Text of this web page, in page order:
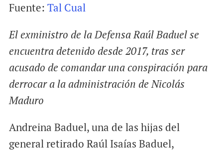
a
l
c
b
o
k
a
s
p
Fuente: Tal Cual
El exministro de la Defensa Raúl Baduel se
encuentra detenido desde 2017, tras ser
acusado de comandar una conspiración para
derrocar a la administración de Nicolás
Maduro
Andreina Baduel, una de las hijas del
general retirado Raúl Isaías Baduel,